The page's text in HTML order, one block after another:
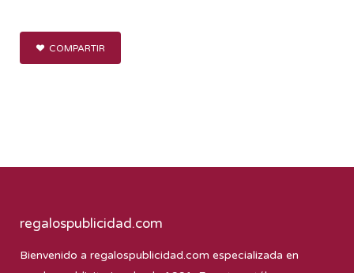
COMPARTIR
regalospublicidad.com
Bienvenido a regalospublicidad.com especializada en